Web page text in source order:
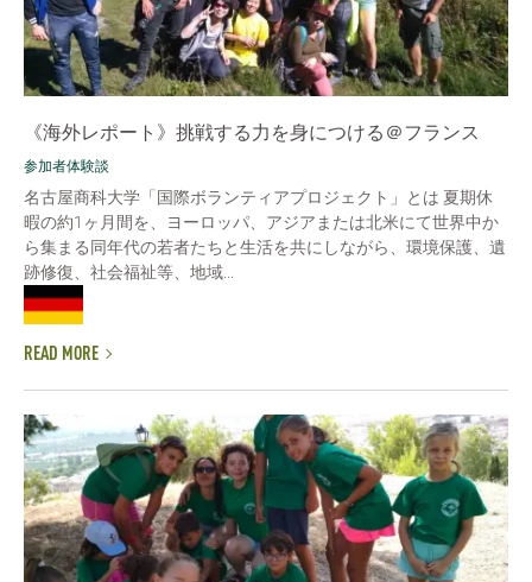
《海外レポート》挑戦する力を身につける＠フランス
参加者体験談
名古屋商科大学「国際ボランティアプロジェクト」とは 夏期休
暇の約1ヶ月間を、ヨーロッパ、アジアまたは北米にて世界中か
ら集まる同年代の若者たちと生活を共にしながら、環境保護、遺
跡修復、社会福祉等、地域...
READ MORE